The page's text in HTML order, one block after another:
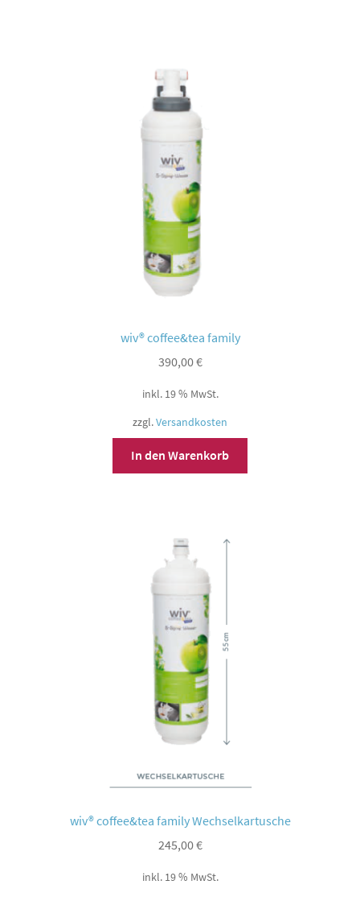
wiv® coffee&tea family
390,00€
inkl. 19 % MwSt.
zzgl.Versandkosten
In den Warenkorb
wiv® coffee&tea family Wechselkartusche
245,00€
inkl. 19 % MwSt.